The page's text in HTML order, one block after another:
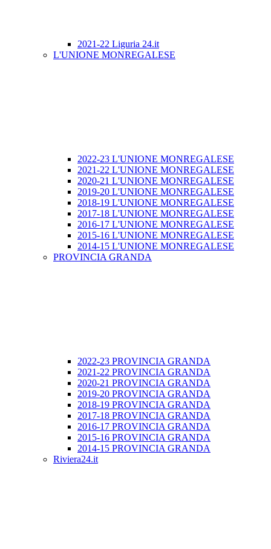
2021-22 Liguria 24.it
L'UNIONE MONREGALESE
2022-23 L'UNIONE MONREGALESE
2021-22 L'UNIONE MONREGALESE
2020-21 L'UNIONE MONREGALESE
2019-20 L'UNIONE MONREGALESE
2018-19 L'UNIONE MONREGALESE
2017-18 L'UNIONE MONREGALESE
2016-17 L'UNIONE MONREGALESE
2015-16 L'UNIONE MONREGALESE
2014-15 L'UNIONE MONREGALESE
PROVINCIA GRANDA
2022-23 PROVINCIA GRANDA
2021-22 PROVINCIA GRANDA
2020-21 PROVINCIA GRANDA
2019-20 PROVINCIA GRANDA
2018-19 PROVINCIA GRANDA
2017-18 PROVINCIA GRANDA
2016-17 PROVINCIA GRANDA
2015-16 PROVINCIA GRANDA
2014-15 PROVINCIA GRANDA
Riviera24.it